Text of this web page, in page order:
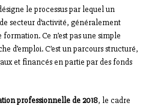
le processus par lequel un
secteur d’activité, généralement
Ce n’est pas une simple
d’emploi. C’est un parcours structuré,
et financés en partie par des fonds
professionnelle de 2018, le cadre